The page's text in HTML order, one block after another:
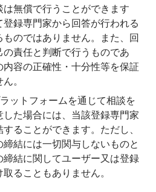
は無償で行うことができます
録専門家から回答が行われる
のではありません。また、回
責任と判断で行うものであ
内容の正確性・十分性等を保証
。
ットフォームを通じて相談を
した場合には、当該登録専門家
ることができます。ただし、
結には一切関与しないものと
締結に関してユーザー又は登録
ることもありません。